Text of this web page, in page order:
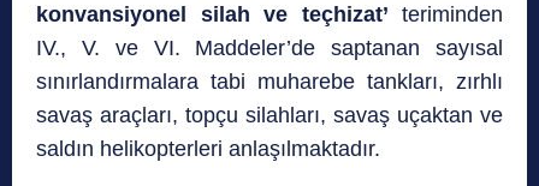
konvansiyonel silah ve teçhizat’ teriminden
IV., V. ve VI. Maddeler’de saptanan sayısal
sınırlandırmalara tabi muharebe tankları, zırhlı
savaş araçları, topçu silahları, savaş uçaktan ve
saldın helikopterleri anlaşılmaktadır.